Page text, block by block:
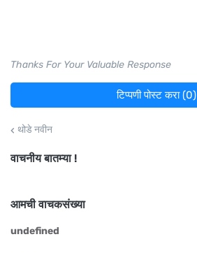
Thanks For Your Valuable Response
टिप्पणी पोस्ट करा (0)
थोडे नवीन
वाचनीय बातम्या !
आमची वाचकसंख्या
undefned